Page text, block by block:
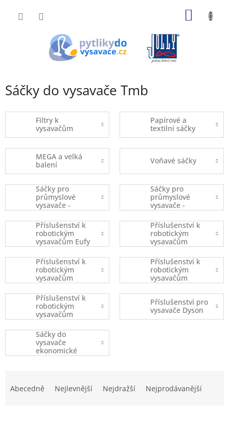
Sáčky do vysavače Tmb
Filtry k
vysavačům
Papírové a
textilní sáčky
MEGA a velká
balení
Voňavé sáčky
Sáčky pro
průmyslové
vysavače -
kusový prodej
Sáčky pro
průmyslové
vysavače -
balené
Příslušenství k
robotickým
vysavačům Eufy
Robovac
Příslušenství k
robotickým
vysavačům
iRobot
Příslušenství k
robotickým
vysavačům
Xiaomi
Příslušenství k
robotickým
vysavačům
Ecovacs
Příslušenství k
robotickým
vysavačům
(ostatní značky)
Příslušenství pro
vysavače Dyson
Sáčky do
vysavače
ekonomické
balení
Abecedně Nejlevnější Nejdražší Nejprodávanější